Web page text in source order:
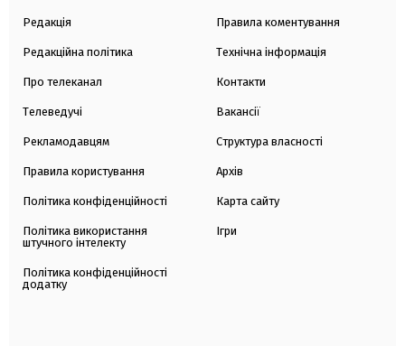
Редакція
Редакційна політика
Про телеканал
Телеведучі
Рекламодавцям
Правила користування
Політика конфіденційності
Політика використання
штучного інтелекту
Політика конфіденційності
додатку
Правила коментування
Технічна інформація
Контакти
Вакансії
Структура власності
Архів
Карта сайту
Ігри